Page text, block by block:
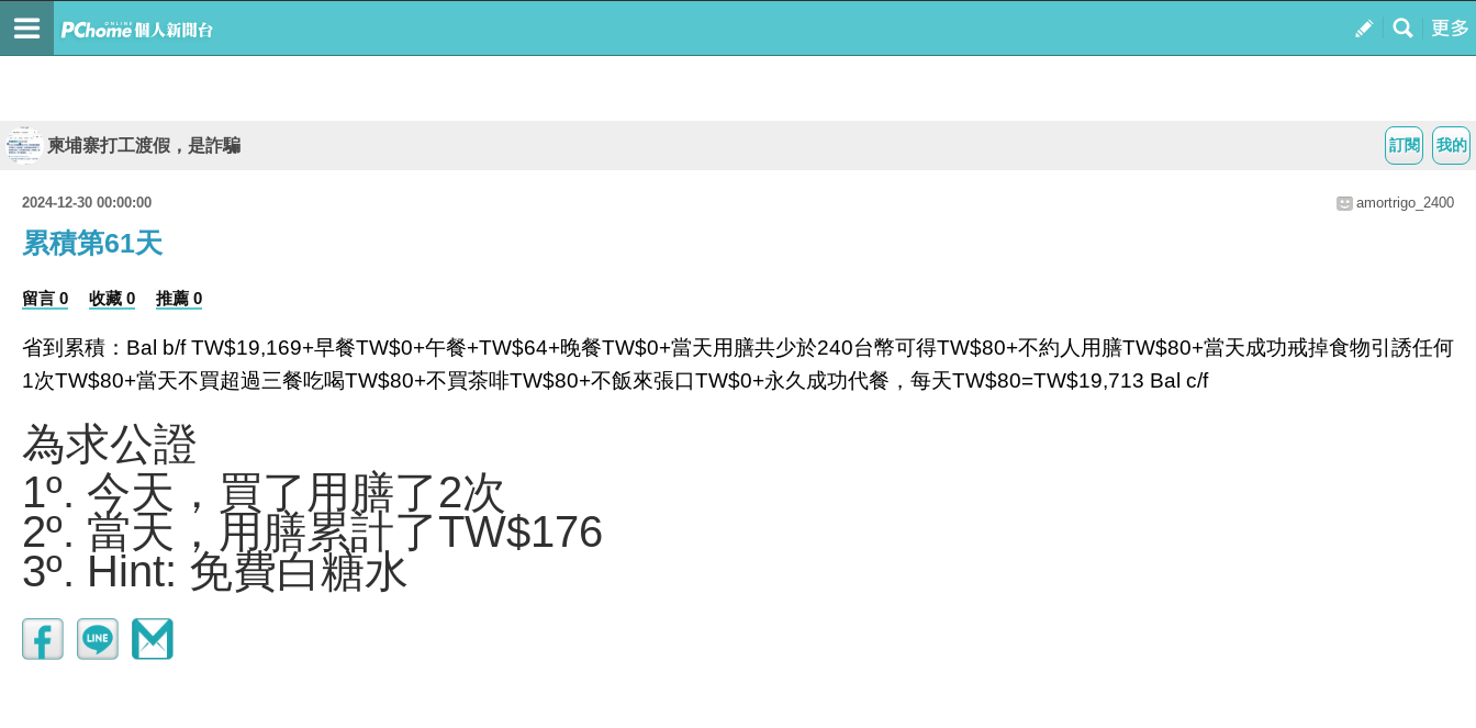
我的
訂閱
柬埔寨打工渡假，是詐騙
2024-12-30 00:00:00 amortrigo_2400
累積第61天
留言 0 收藏 0 推薦 0
省到累積：Bal b/f TW$19,169+早餐TW$0+午餐+TW$64+晚餐TW$0+當天用膳共少於240台幣可得TW$80+不約人用膳TW$80+當天成功戒掉食物引誘任何
1次TW$80+當天不買超過三餐吃喝TW$80+不買茶啡TW$80+不飯來張口TW$0+永久成功代餐，每天TW$80=TW$19,713 Bal c/f
為求公證
1º. 今天，買了用膳了2次
2º. 當天，用膳累計了TW$176
3º. Hint: 免費白糖水